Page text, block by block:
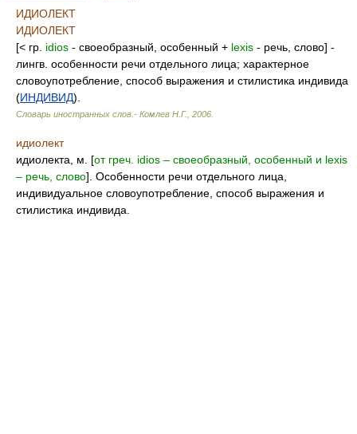
ИДИОЛЕКТ
ИДИОЛЕКТ
[< гр. idios - своеобразный, особенный + lexis - речь, слово] -
лингв. особенности речи отдельного лица; характерное
словоупотребление, способ выражения и стилистика индивида
(ИНДИВИД).
Словарь иностранных слов.- Комлев Н.Г. 2006
идиолект
идиолекта, м. [от греч. idios – своеобразный, особенный и lexis
– речь, слово]. Особенности речи отдельного лица,
индивидуальное словоупотребление, способ выражения и
стилистика индивида.